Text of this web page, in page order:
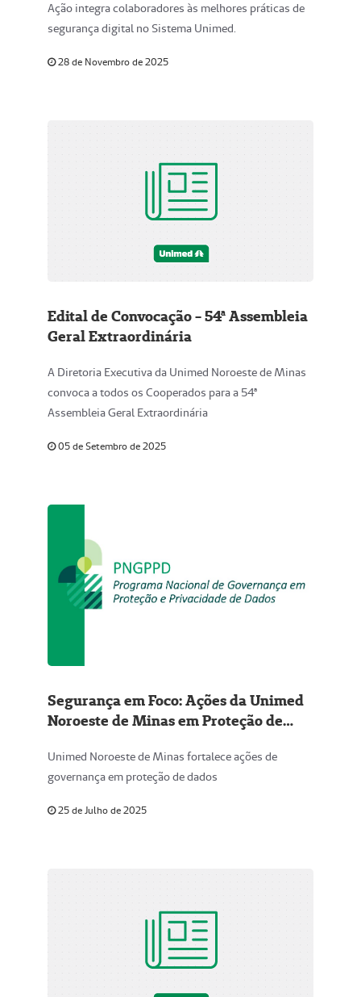
na Era da IA
Ação integra colaboradores às melhores práticas de
segurança digital no Sistema Unimed.
28 de Novembro de 2025
Edital de Convocação - 54ª Assembleia
Geral Extraordinária
A Diretoria Executiva da Unimed Noroeste de Minas
convoca a todos os Cooperados para a 54ª
Assembleia Geral Extraordinária
05 de Setembro de 2025
Segurança em Foco: Ações da Unimed
Noroeste de Minas em Proteção de
Unimed Noroeste de Minas fortalece ações de
governança em proteção de dados
25 de Julho de 2025